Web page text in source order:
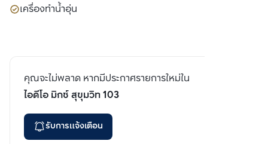
เครื่องทำน้ำอุ่น
คุณจะไม่พลาด หากมีประกาศรายการใหม่ใน
ไอดีโอ มิกซ์ สุขุมวิท 103
รับการแจ้งเตือน